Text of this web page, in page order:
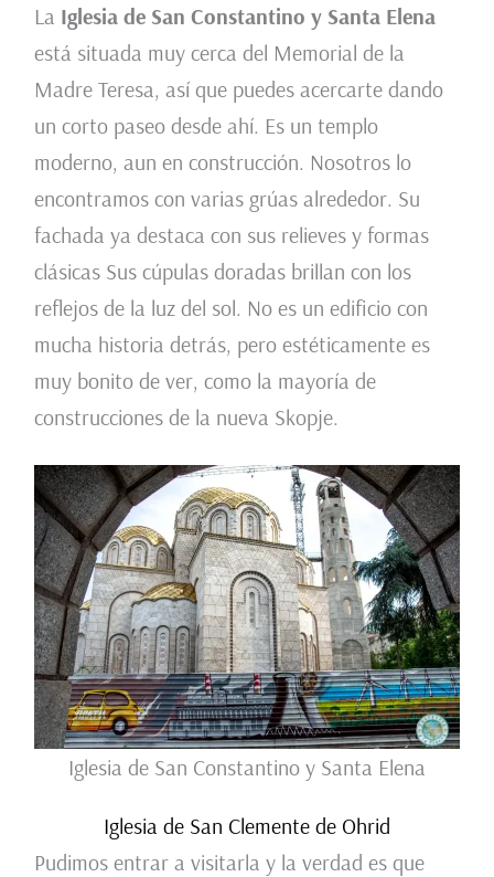
La Iglesia de San Constantino y Santa Elena
está situada muy cerca del Memorial de la
Madre Teresa, así que puedes acercarte dando
un corto paseo desde ahí. Es un templo
moderno, aun en construcción. Nosotros lo
encontramos con varias grúas alrededor. Su
fachada ya destaca con sus relieves y formas
clásicas Sus cúpulas doradas brillan con los
reflejos de la luz del sol. No es un edificio con
mucha historia detrás, pero estéticamente es
muy bonito de ver, como la mayoría de
construcciones de la nueva Skopje.
Iglesia de San Constantino y Santa Elena
Iglesia de San Clemente de Ohrid
Pudimos entrar a visitarla y la verdad es que